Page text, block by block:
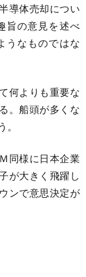
導体売却につい
旨の意見を述べ
うなものではな
何よりも重要な
。船頭が多くな
同様に日本企業
が大きく飛躍し
ンで意思決定が